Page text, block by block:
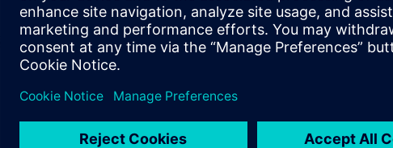
数字孪生如何通过制造规划和验证支持